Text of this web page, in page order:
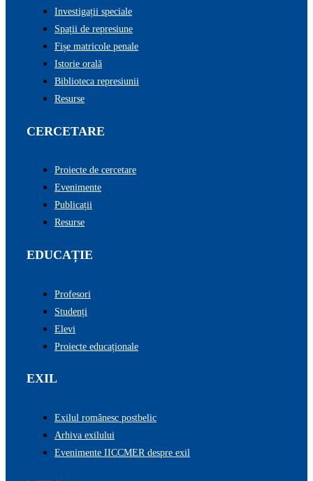
Investigații speciale
Spații de represiune
Fișe matricole penale
Istorie orală
Biblioteca represiunii
Resurse
CERCETARE
Proiecte de cercetare
Evenimente
Publicații
Resurse
EDUCAȚIE
Profesori
Studenți
Elevi
Proiecte educaționale
EXIL
Exilul românesc postbelic
Arhiva exilului
Evenimente IICCMER despre exil